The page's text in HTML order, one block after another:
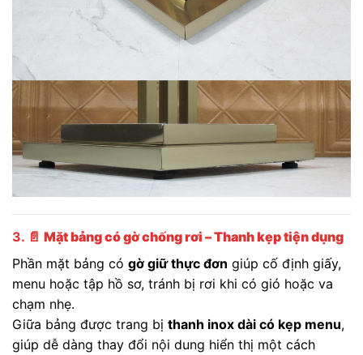
3. 📄 Mặt bảng có gờ chống rơi – Thanh kẹp tiện dụng
Phần mặt bảng có gờ giữ thực đơn giúp cố định giấy,
menu hoặc tập hồ sơ, tránh bị rơi khi có gió hoặc va
chạm nhẹ.
Giữa bảng được trang bị thanh inox dài có kẹp menu,
giúp dễ dàng thay đổi nội dung hiển thị một cách